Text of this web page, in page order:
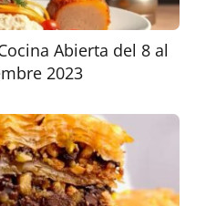
Abierta del 8 al
2023